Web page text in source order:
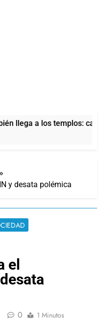
llega a los templos: casi
y desata polémica
el
0 1 Minutos